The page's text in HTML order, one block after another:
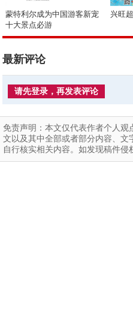
蒙特利尔成为中国游客新宠
十大景点必游
兴旺
最新评论
请先登录，再发表评论
免责声明：本文仅代表作者个人
文以及其中全部或者部分内容、
自行核实相关内容。如发现稿件侵